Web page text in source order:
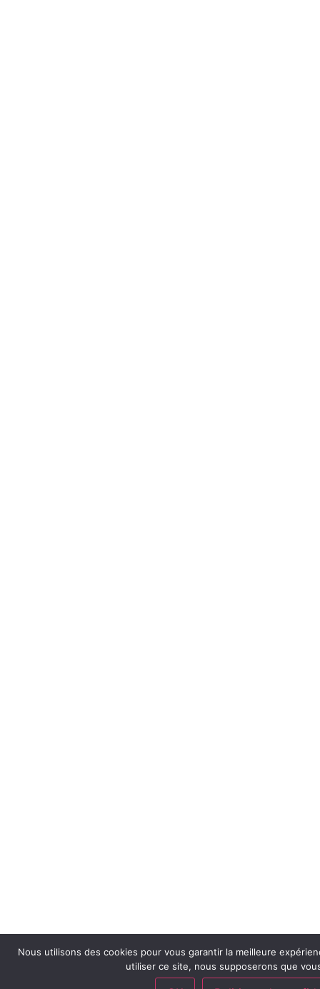
Nous utilisons des cookies pour vous garantir la meilleure
utiliser ce site, nous supposerons que